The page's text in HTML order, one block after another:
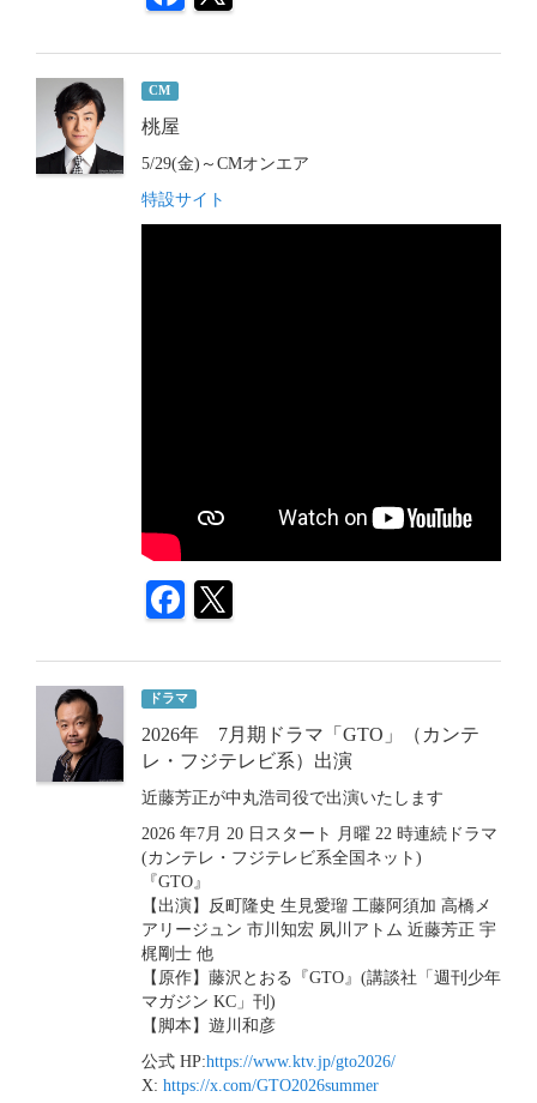
CM
桃屋
5/29(金)～CMオンエア
特設サイト
ドラマ
2026年 7月期ドラマ「GTO」（カンテ
レ・フジテレビ系）出演
近藤芳正が中丸浩司役で出演いたします
2026 年7月 20 日スタート 月曜 22 時連続ドラマ
(カンテレ・フジテレビ系全国ネット)
『GTO』
【出演】反町隆史 生見愛瑠 工藤阿須加 高橋メ
アリージュン 市川知宏 夙川アトム 近藤芳正 宇
梶剛士 他
【原作】藤沢とおる『GTO』(講談社「週刊少年
マガジン KC」刊)
【脚本】遊川和彦
公式 HP:https://www.ktv.jp/gto2026/
X: https://x.com/GTO2026summer